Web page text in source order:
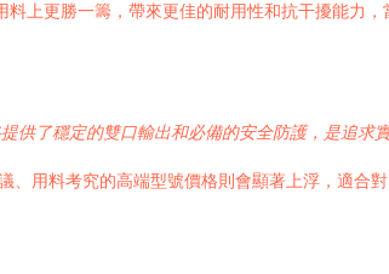
上更勝一籌，帶來更佳的耐用性和抗干擾能力，
供了穩定的雙口輸出和必備的安全防護，是追求
用料考究的高端型號價格則會顯著上浮，適合